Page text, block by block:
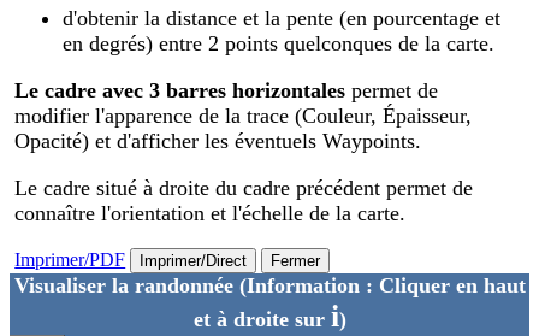
d'obtenir la distance et la pente (en pourcentage et
en degrés) entre 2 points quelconques de la carte.
Le cadre avec 3 barres horizontales permet de
modifier l'apparence de la trace (Couleur, Épaisseur,
Opacité) et d'afficher les éventuels Waypoints.
Le cadre situé à droite du cadre précédent permet de
connaître l'orientation et l'échelle de la carte.
Imprimer/PDF Imprimer/Direct Fermer
Visualiser la randonnée(Information : Cliquer en haut
et à droite sur i)